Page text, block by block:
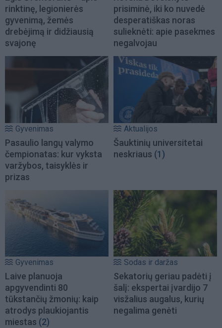
rinktinę, legionierės
gyvenimą, žemės
drebėjimą ir didžiausią
svajonę
prisiminė, iki ko nuvedė
desperatiškas noras
sulieknėti: apie pasekmes
negalvojau
Gyvenimas
Pasaulio langų valymo
čempionatas: kur vyksta
varžybos, taisyklės ir
prizas
Aktualijos
Šauktinių universitetai
neskriaus (1)
Gyvenimas
Laive planuoja
apgyvendinti 80
tūkstančių žmonių: kaip
atrodys plaukiojantis
miestas (2)
Sodas ir daržas
Sekatorių geriau padėti į
šalį: ekspertai įvardijo 7
visžalius augalus, kurių
negalima genėti